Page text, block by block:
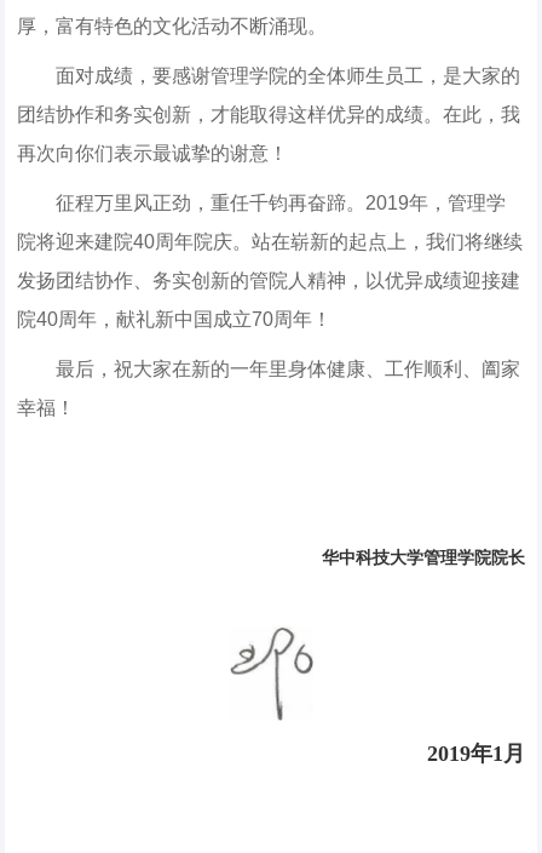
厚，富有特色的文化活动不断涌现。
面对成绩，要感谢管理学院的全体师生员工，是大家的
团结协作和务实创新，才能取得这样优异的成绩。在此，我
再次向你们表示最诚挚的谢意！
征程万里风正劲，重任千钧再奋蹄。2019年，管理学
院将迎来建院40周年院庆。站在崭新的起点上，我们将继续
发扬团结协作、务实创新的管院人精神，以优异成绩迎接建
院40周年，献礼新中国成立70周年！
最后，祝大家在新的一年里身体健康、工作顺利、阖家
幸福！
华中科技大学管理学院院长
2019年1月